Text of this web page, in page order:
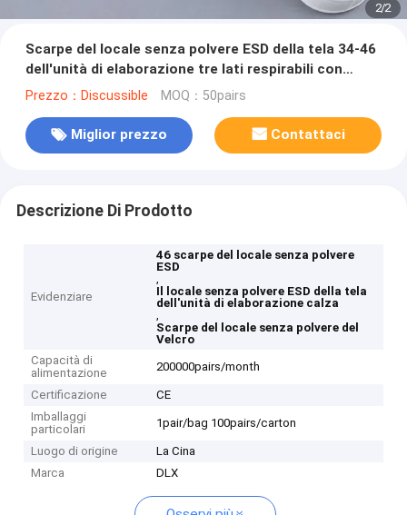
2/2
Scarpe del locale senza polvere ESD della tela 34-46
dell'unità di elaborazione tre lati respirabili con
Velcro
Prezzo：Discussible MOQ：50pairs
Miglior prezzo Contattaci
Descrizione Di Prodotto
Evidenziare
46 scarpe del locale senza polvere
ESD
,
Il locale senza polvere ESD della tela
dell'unità di elaborazione calza
,
Scarpe del locale senza polvere del
Velcro
Capacità di
alimentazione
200000pairs/month
Certificazione
CE
Imballaggi
particolari
1pair/bag 100pairs/carton
Luogo di origine
La Cina
Marca
DLX